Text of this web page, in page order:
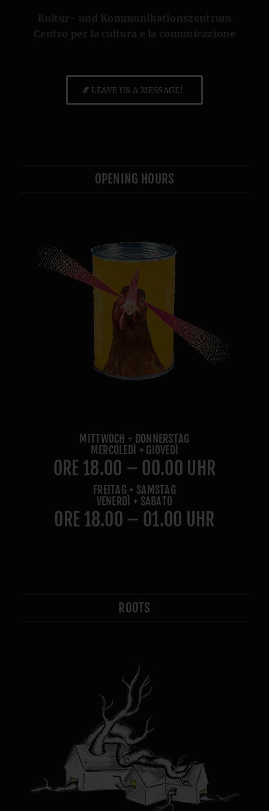
Kultur- und Kommunikationszentrum
Centro per la cultura e la comunicazione
LEAVE US A MESSAGE!
OPENING HOURS
MITTWOCH + DONNERSTAG
MERCOLEDÌ + GIOVEDÌ
ORE 18.00 – 00.00 UHR
FREITAG + SAMSTAG
VENERDÌ + SABATO
ORE 18.00 – 01.00 UHR
ROOTS